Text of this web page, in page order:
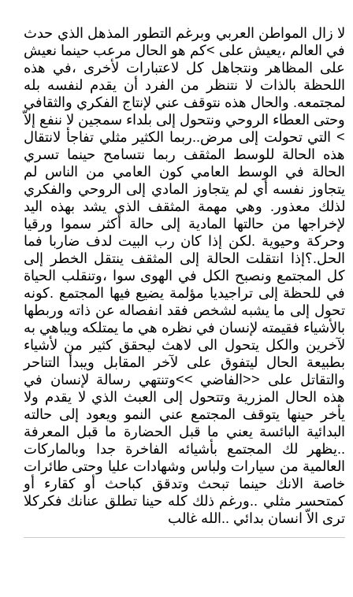
لا زال المواطن العربي وبرغم التطور المذهل الذي حدث
في العالم ،يعيش على >كم هو الحال مرعب حينما نعيش
على المظاهر ونتجاهل كل لاعتبارات لأخرى ،في هذه
اللحظة بالذات لا نتنظر من الفرد أن يقدم لنفسه بله
لمجتمعه. والحال هذه نتوقف عني لإنتاج الفكري والثقافي
وحتى العطاء الروحي ونتحول إلى بلداء سمجين لا ننفع إلاّ
> التي تحولت إلى مرض..ربما الكثير مثلي تفاجأ لانتقال
هذه الحالة للوسط المثقف ربما نتسامح حينما تسري
الحالة في الوسط العامي كون العامي من الناس لم
يتجاوز نفسه أي لم يتجاوز المادي إلى الروحي والفكري
لذلك معذور. وهي مهمة المثقف الذي يشد بهذه اليد
لإخراجها من حالتها المادية إلى حالة أكثر سموا ورقيا
وحركة وحيوية .لكن إذا كان رب البيت لدف ضاربا فما
الحل.؟إذا انتقلت الحالة إلى المثقف ينتقل الخطر إلى
كل المجتمع ونصبح الكل في الهوى سوا ،وتنقلب الحياة
في للحظة إلى تراجيديا مؤلمة يضيع فيها المجتمع .كونه
تحول إلى ما يشبه لشخص فقد انفصاله عن ذاته وربطها
بالأشياء فقيمته لإنسان في نظره هي ما يمتلكه ويباهي به
لآخرين والكل يتحول الى لاهث ليحقق كثير من لأشياء
بطبيعة الحال ليتفوق على لآخر المقابل ويبدأ التناحر
والتقاتل على <<الفاضي >>وتنتهي رسالة لإنسان في
هذه الحال المزرية وتتحول إلى العبث الذي لا يقدم ولا
يأخر حينها يتوقف المجتمع عني النمو ويعود إلى حالته
البدائية البائسة يعني ما قبل الحضارة ما قبل المعرفة
..يظهر لك المجتمع بأشيائه الفاخرة جدا وبالماركات
العالمية من سيارات ولباس وشهادات عليا وحتى طائرات
خاصة الانك حينما تبحث وتدقق كباحث أو كقارء أو
كمتحسر مثلي ..ورغم ذلك كله حينا تطلق عنانك فكركلا
ترى الاّ انسان بدائي ..الله غالب